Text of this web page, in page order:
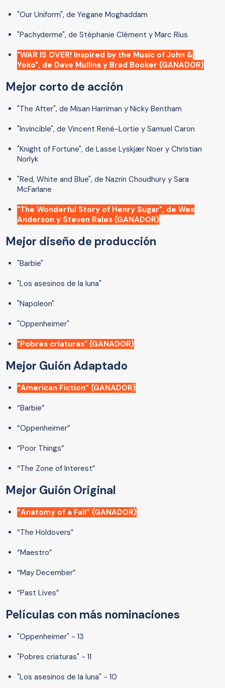
"Our Uniform", de Yegane Moghaddam
"Pachyderme", de Stéphanie Clément y Marc Rius
"WAR IS OVER! Inspired by the Music of John &
Yoko", de Dave Mullins y Brad Booker (GANADOR)
Mejor corto de acción
"The After", de Misan Harriman y Nicky Bentham
"Invincible", de Vincent René-Lortie y Samuel Caron
"Knight of Fortune", de Lasse Lyskjær Noer y Christian
Norlyk
"Red, White and Blue", de Nazrin Choudhury y Sara
McFarlane
"The Wonderful Story of Henry Sugar", de Wes
Anderson y Steven Rales (GANADOR)
Mejor diseño de producción
"Barbie"
"Los asesinos de la luna"
"Napoleon"
"Oppenheimer"
"Pobres criaturas" (GANADOR)
Mejor Guión Adaptado
“American Fiction” (GANADOR)
“Barbie”
“Oppenheimer”
“Poor Things”
“The Zone of Interest”
Mejor Guión Original
“Anatomy of a Fall” (GANADOR)
“The Holdovers”
“Maestro”
“May December”
“Past Lives”
Películas con más nominaciones
"Oppenheimer" - 13
"Pobres criaturas" - 11
"Los asesinos de la luna" - 10